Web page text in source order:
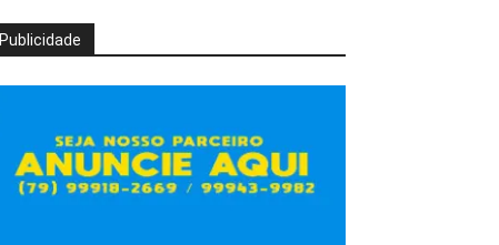
Publicidade